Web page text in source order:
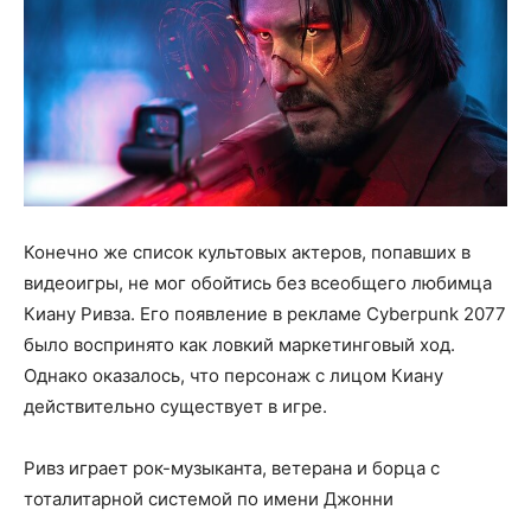
Конечно же список культовых актеров, попавших в
видеоигры, не мог обойтись без всеобщего любимца
Киану Ривза. Его появление в рекламе Cyberpunk 2077
было воспринято как ловкий маркетинговый ход.
Однако оказалось, что персонаж с лицом Киану
действительно существует в игре.
Ривз играет рок-музыканта, ветерана и борца с
тоталитарной системой по имени Джонни